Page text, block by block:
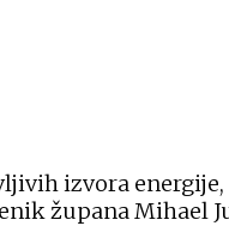
izvora
župana Mihael